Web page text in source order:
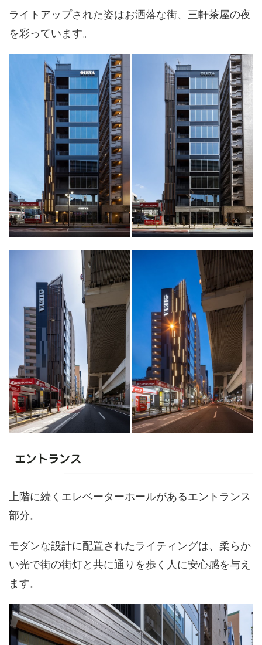
ライトアップされた姿はお洒落な街、三軒茶屋の夜
を彩っています。
エントランス
上階に続くエレベーターホールがあるエントランス
部分。
モダンな設計に配置されたライティングは、柔らか
い光で街の街灯と共に通りを歩く人に安心感を与え
ます。